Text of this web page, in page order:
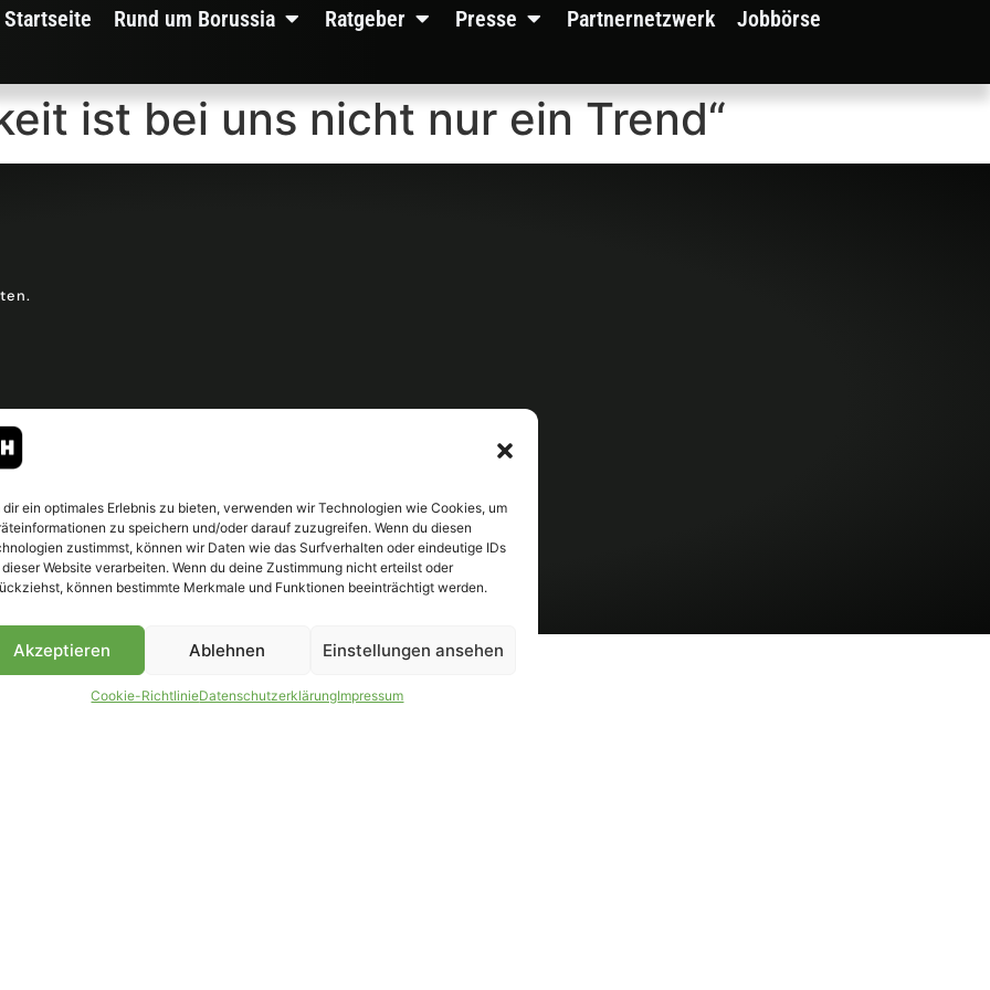
dir ein optimales Erlebnis zu bieten, verwenden wir Technologien wie Cookies, um
zu speichern und/oder darauf zuzugreifen. Wenn du diesen
zustimmst, können wir Daten wie das Surfverhalten oder eindeutige IDs
Website verarbeiten. Wenn du deine Zustimmung nicht erteilst oder
können bestimmte Merkmale und Funktionen beeinträchtigt werden.
Akzeptieren Ablehnen Einstellungen ansehen
Cookie-RichtlinieDatenschutzerklärungImpressum
Startseite Rund um Borussia Ratgeber Presse Partnernetzwerk Jobbörse
ist bei uns nicht nur ein Trend“